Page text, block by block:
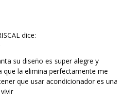
dice:
su diseño es super alegre y
que la elimina perfectamente me
que usar acondicionador es una